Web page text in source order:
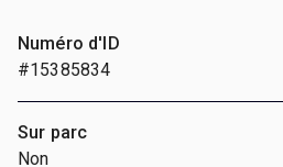
Numéro d'ID
#15385834
Sur parc
Non